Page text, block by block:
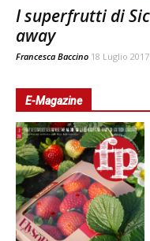
I superfrutti di
away
Francesca Baccino 18 Luglio 2017
E-Magazine